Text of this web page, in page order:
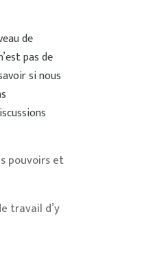
de
pas de
si nous
pouvoirs et
travail d’y